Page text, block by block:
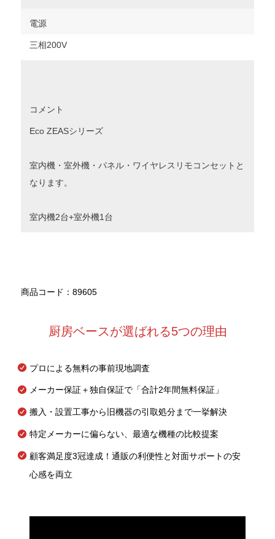
電源
三相200V
コメント
Eco ZEASシリーズ
室内機・室外機・パネル・ワイヤレスリモコンセットと
なります。
室内機2台+室外機1台
商品コード：89605
厨房ベースが選ばれる5つの理由
プロによる無料の事前現地調査
メーカー保証＋独自保証で「合計2年間無料保証」
搬入・設置工事から旧機器の引取処分まで一挙解決
特定メーカーに偏らない、最適な機種の比較提案
顧客満足度3冠達成！通販の利便性と対面サポートの安
心感を両立